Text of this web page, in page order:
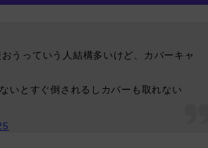
うっていう人結構多いけど、カバーキャ
とすぐ倒されるしカバーも取れない